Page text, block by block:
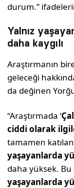
durum.”
Yalnız
daha kaygılı
Araştırmanın
geleceği
da değinen
“Araştırmada ‘
ciddi olarak
tamamen
yaşayanlarda
daha yüksek.
yaşayanlarda